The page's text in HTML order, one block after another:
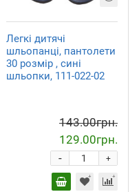
Легкі дитячі
шльопанці, пантолети
30 розмір , сині
шльопки, 111-022-02
143.00грн.
129.00грн.
+
-